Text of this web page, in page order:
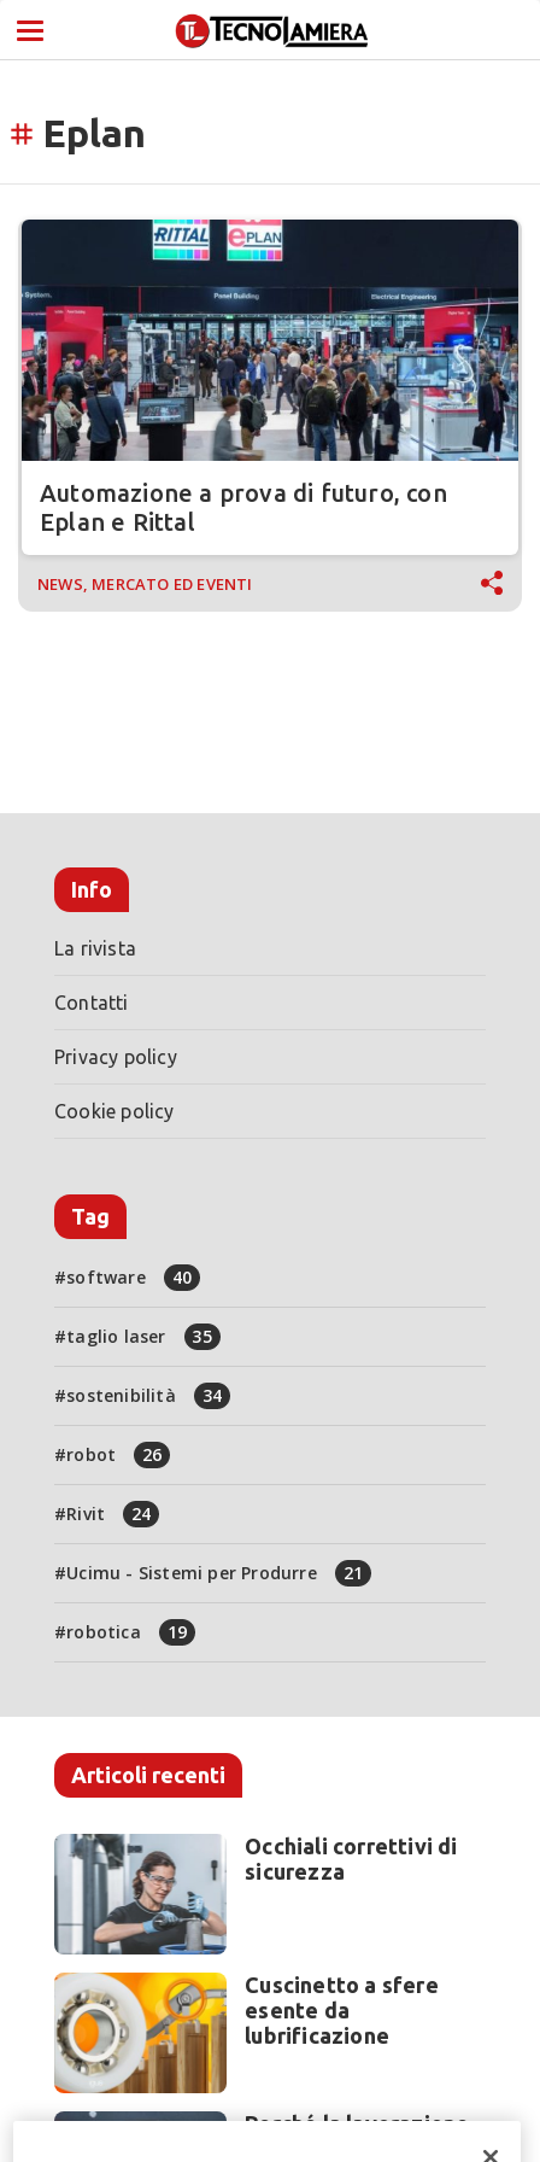
tag Eplan
Automazione a prova di futuro, con
Eplan e Rittal
NEWS, MERCATO ED EVENTI
Info
La rivista
Contatti
Privacy policy
Cookie policy
Tag
software 40
taglio laser 35
sostenibilità 34
robot 26
Rivit 24
Ucimu - Sistemi per Produrre 21
robotica 19
Articoli recenti
Occhiali correttivi di
sicurezza
Cuscinetto a sfere
esente da
lubrificazione
Perché la lavorazione